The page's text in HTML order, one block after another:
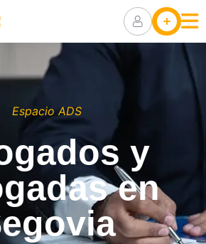
Ubicaciones
Anuncia Tu
Espacio ADS
y
en